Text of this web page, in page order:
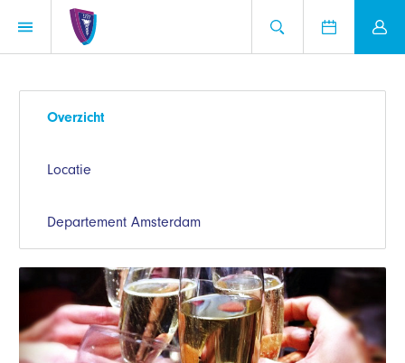
Overzicht
Locatie
Departement Amsterdam